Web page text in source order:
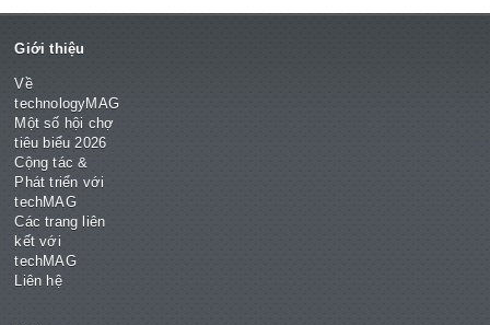
Giới thiệu
Về
technologyMAG
Một số hội chợ
tiêu biểu 2026
Cộng tác &
Phát triển với
techMAG
Các trang liên
kết với
techMAG
Liên hệ